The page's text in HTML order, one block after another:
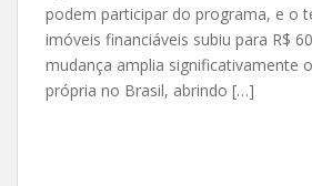
podem participar do programa, e o
imóveis financiáveis subiu para R$
mudança amplia significativamente
própria no Brasil, abrindo […]